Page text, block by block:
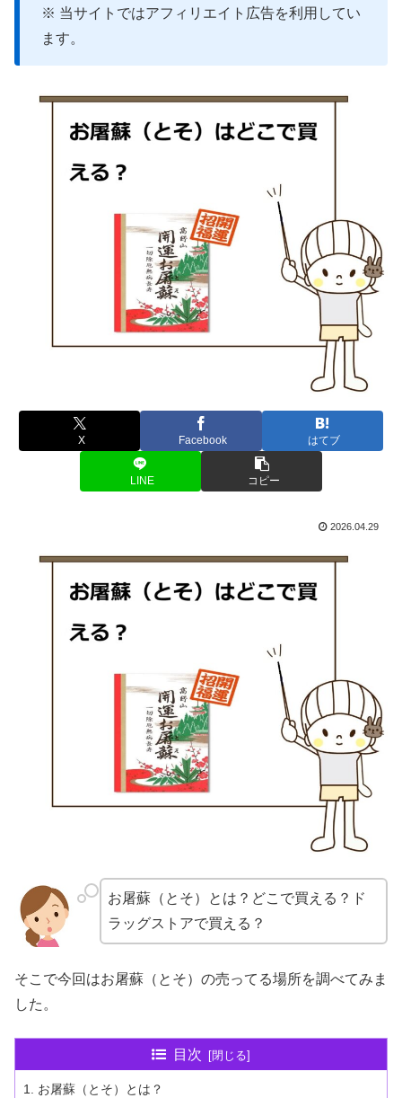
※ 当サイトではアフィリエイト広告を利用してい
ます。
X Facebook はてブ
LINE コピー
2026.04.29
お屠蘇（とそ）とは？どこで買える？ド
ラッグストアで買える？
そこで今回はお屠蘇（とそ）の売ってる場所を調べてみま
した。
目次
お屠蘇（とそ）とは？